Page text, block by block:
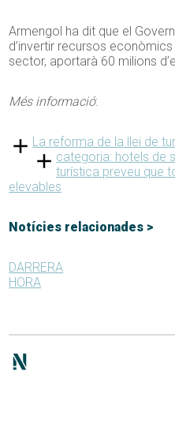
Armengol ha dit que el
d’invertir recursos
sector, aportarà 60 milions
Més informació:
La reforma de la llei de
categoria: hotels de
turística preveu que
elevables
Notícies relacionades >
DARRERA
HORA